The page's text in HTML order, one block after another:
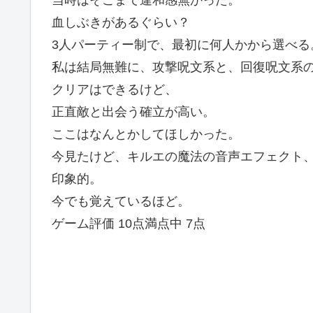
血しぶきがあるぐらい？
3人パーティー制で、最初に何人かから選べる
私は結局無難に、攻撃呪文系と、回復呪文系
クリアはできるけど、
正直敵と出会う確立が高い。
ここはなんとかしてほしかった。
今見たけど、キルエの魔法の音声エフェクト、
印象的。
今でも覚えているほど。
ゲーム評価 10点満点中 7点